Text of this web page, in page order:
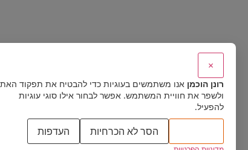
×
רונן הוכמן אנו משתמשים בעוגיות כדי להבטיח את תפקוד
ולשפר את חוויית המשתמש. אפשר לבחור אילו סוגי עוגיות
להפעיל.
הסר לא הכרחיות העדפות